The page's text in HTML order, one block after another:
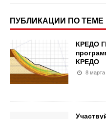
ПУБЛИКАЦИИ ПО ТЕМЕ
КРЕДО
КРЕДО
8 марта